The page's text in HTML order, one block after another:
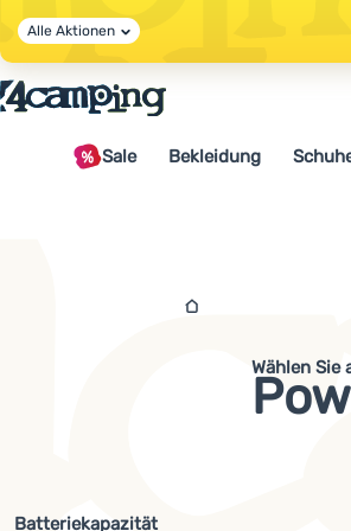
Alle Aktionen
Sale Bekleidung
Wählen Sie
Batteriekapazität